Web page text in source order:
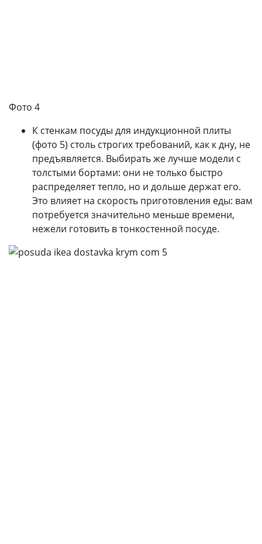
Фото 4
К стенкам посуды для индукционной плиты
(фото 5) столь строгих требований, как к дну, не
предъявляется. Выбирать же лучше модели с
толстыми бортами: они не только быстро
распределяет тепло, но и дольше держат его.
Это влияет на скорость приготовления еды: вам
потребуется значительно меньше времени,
нежели готовить в тонкостенной посуде.